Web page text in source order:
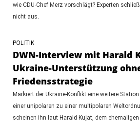
wie CDU-Chef Merz vorschlägt? Experten
nicht aus.
POLITIK
DWN-Interview mit Harald
Ukraine-Unterstützung
Friedensstrategie
Markiert der Ukraine-Konflikt eine weitere
einer unipolaren zu einer multipolaren
scheinen ihn laut Harald Kujat, dem